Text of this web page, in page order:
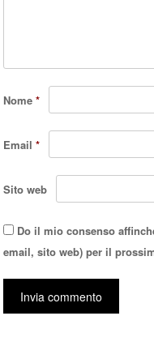
Nome*
Email*
Sito web
Do il mio consenso
email, sito web) per il